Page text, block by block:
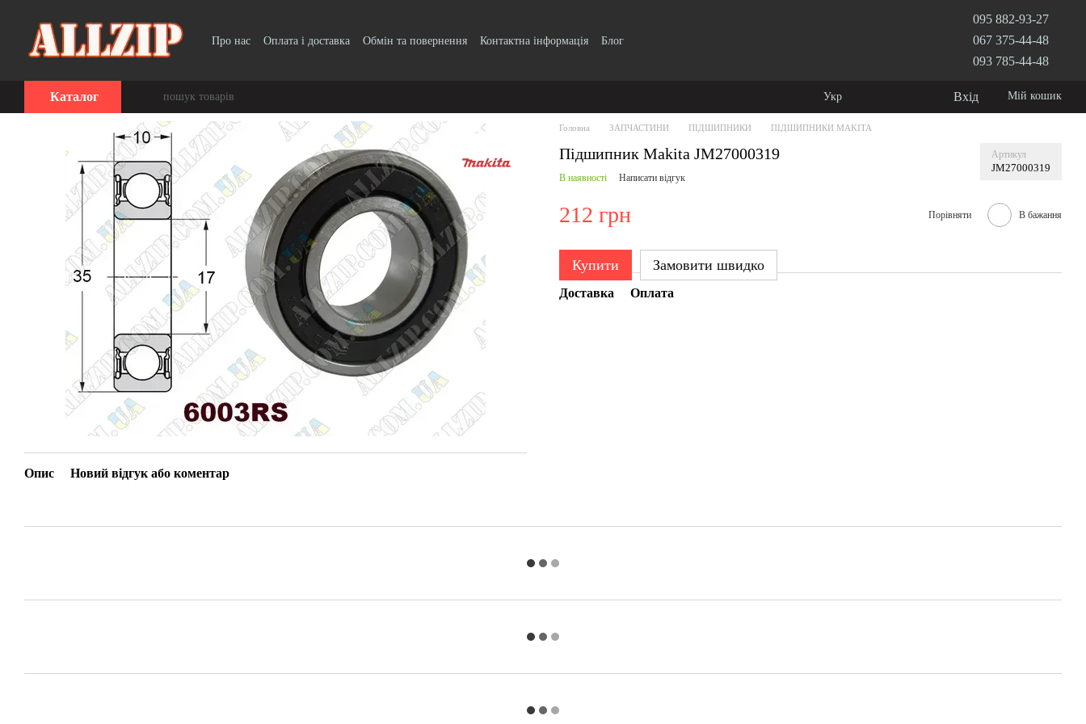
Про нас Оплата і доставка Обмін та повернення Контактна інформація Блог
095 882-93-27
067 375-44-48
093 785-44-48
Каталог Укр Вхід Мій кошик
Опис Новий відгук або коментар
Головна ЗАПЧАСТИНИ ПІДШИПНИКИ ПІДШИПНИКИ MAKITA
Підшипник Makita JM27000319 Артикул
JM27000319
В наявності Написати відгук
212 грн Порівняти В бажання
Купити Замовити швидко
Доставка Оплата